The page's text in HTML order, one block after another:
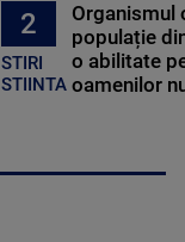
2
STIRI
STIINTA
Organismul
populație
o abilitate
oamenilor